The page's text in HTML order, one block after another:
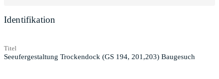
Identifikation
Titel
Seeufergestaltung Trockendock (GS 194, 201,203) Baugesuch